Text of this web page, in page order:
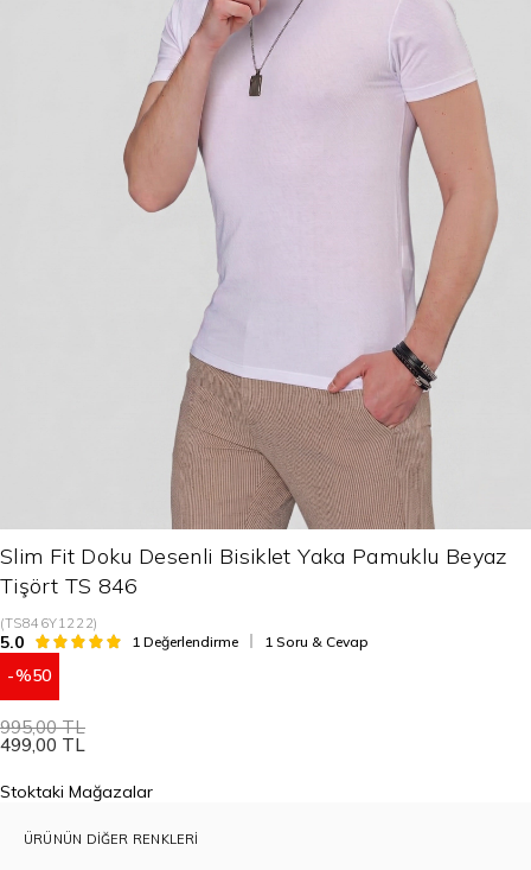
Slim Fit Doku Desenli Bisiklet Yaka Pamuklu Beyaz
Tişört TS 846
(TS846Y1222)
5.0 1 Değerlendirme 1 Soru & Cevap
50
995,00 TL
499,00 TL
Stoktaki Mağazalar
ÜRÜNÜN DIĞER RENKLERI